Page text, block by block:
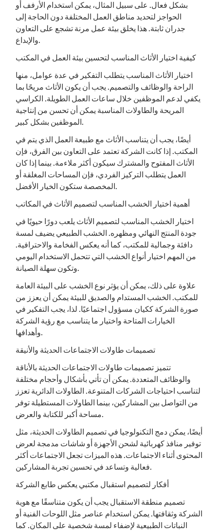
بشكل فعال. على سبيل المثال، يمكن استخدام الأرفف أو
الحواجز لتحديد مناطق العمل المختلفة دون الحاجة إلى
جدران ثابتة. هذا يخلق بيئة عمل مرنة تشجع على التعاون
والإبداع.
كيفية اختيار الأثاث المناسب لتحسين بيئة العمل في المكتب
اختيار الأثاث المناسب يتطلب التفكير في عدة عوامل، منها
الراحة والوظائف والتصميم. يجب أن يكون الأثاث مريحًا بما
يكفي لدعم الموظفين خلال ساعات العمل الطويلة. الكراسي
المريحة والطاولات المناسبة يمكن أن تحسن من إنتاجية
الموظفين بشكل كبير.
أيضًا، يجب أن يتناسب الأثاث مع طبيعة العمل الذي يتم في
المكتب. إذا كانت الشركة تعتمد على التعاون بين الفرق، فإن
الأثاث المفتوح والمشترك سيكون أكثر ملاءمة. بينما إذا كان
العمل يتطلب التركيز الفردي، فإن المساحات المغلقة أو
المخصصة ستكون الخيار الأفضل.
أهمية اختيار الخشب المناسب لتصميم الأثاث في المكاتب
اختيار الخشب المناسب لتصميم الأثاث يلعب دورًا حيويًا في
جودة المنتج النهائي ومظهره. الخشب الطبيعي يضيف لمسة
دافئة وجمالية للمكتب، كما أنه يعكس الفخامة والاحترافية.
من المهم اختيار أنواع الخشب التي تتحمل الاستخدام اليومي
وتكون سهلة الصيانة.
علاوة على ذلك، يمكن أن يؤثر نوع الخشب على البيئة العامة
للمكتب. الخشب المستدام والصديق للبيئة يمكن أن يعزز من
صورة الشركة ككيان مسؤول اجتماعيًا. لذا، يجب التفكير في
الخيارات المتاحة واختيار ما يتناسب مع رؤية الشركة
وأهدافها.
تصميمات طاولات الاجتماعات الحديثة والأنيقة
تتميز تصميمات طاولات الاجتماعات الحديثة بالأناقة
والوظائف المتعددة. يمكن أن تأتي بأشكال وأحجام مختلفة
لتناسب احتياجات الشركات المتنوعة. الطاولات الدائرية تعزز
من التواصل بين المشاركين، بينما الطاولات المستطيلة توفر
مساحة أكبر للكتابة والعرض.
أيضًا، يمكن دمج التكنولوجيا في تصميم الطاولات الحديثة، مثل
توفير منافذ كهربائية لشحن الأجهزة أو شاشات مدمجة لعرض
المحتوى أثناء الاجتماعات. هذه الميزات تجعل الاجتماعات أكثر
فعالية وتساعد في تحسين تجربة المشاركين.
أفكار لتصميم استقبال مكتبي يعكس طابع الشركة
تصميم منطقة الاستقبال يجب أن يكون متناسقًا مع هوية
الشركة وثقافتها. يمكن استخدام عناصر مثل اللوحات الفنية أو
النباتات الطبيعية لإضفاء لمسة شخصية على المكان. كما